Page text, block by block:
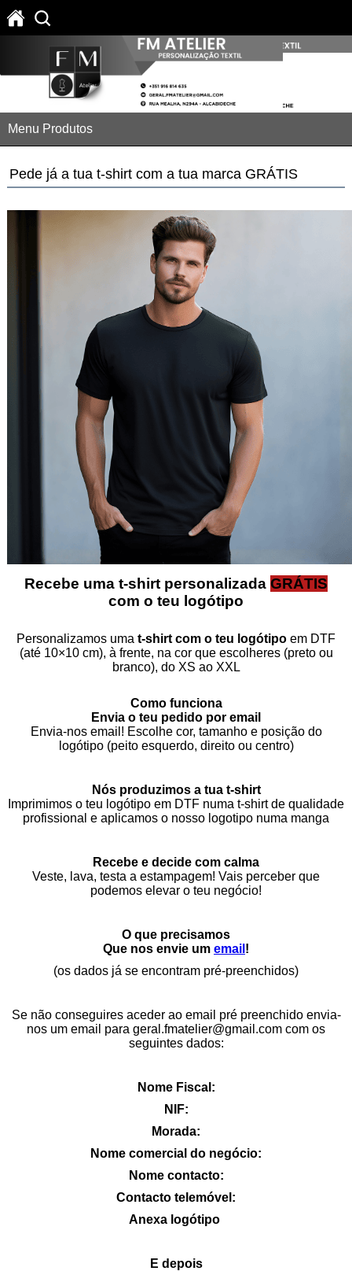
Menu Produtos
Pede já a tua t-shirt com a tua marca GRÁTIS
Recebe uma t‑shirt personalizada GRÁTIS
com o teu logótipo
Personalizamos uma t‑shirt com o teu logótipo em DTF
(até 10×10 cm), à frente, na cor que escolheres (preto ou
branco), do XS ao XXL
Como funciona
Envia o teu pedido por email
Envia-nos email! Escolhe cor, tamanho e posição do
logótipo (peito esquerdo, direito ou centro)
Nós produzimos a tua t‑shirt
Imprimimos o teu logótipo em DTF numa t‑shirt de qualidade
profissional e aplicamos o nosso logotipo numa manga
Recebe e decide com calma
Veste, lava, testa a estampagem! Vais perceber que
podemos elevar o teu negócio!
O que precisamos
Que nos envie um email !
(os dados já se encontram pré-preenchidos)
Se não conseguires aceder ao email pré preenchido envia-
nos um email para geral.fmatelier@gmail.com com os
seguintes dados:
Nome Fiscal:
NIF:
Morada:
Nome comercial do negócio:
Nome contacto:
Contacto telemóvel:
Anexa logótipo
E depois